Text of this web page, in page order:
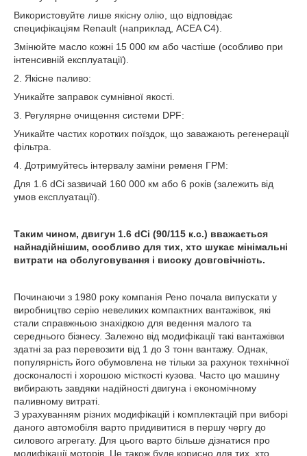
Використовуйте лише якісну олію, що відповідає
специфікаціям Renault (наприклад, ACEA C4).
Змінюйте масло кожні 15 000 км або частіше (особливо при
інтенсивній експлуатації).
2. Якісне паливо:
Уникайте заправок сумнівної якості.
3. Регулярне очищення системи DPF:
Уникайте частих коротких поїздок, що заважають регенерації
фільтра.
4. Дотримуйтесь інтервалу заміни ременя ГРМ:
Для 1.6 dCi зазвичай 160 000 км або 6 років (залежить від
умов експлуатації).
Таким чином, двигун 1.6 dCi (90/115 к.с.) вважається
найнадійнішим, особливо для тих, хто шукає мінімальні
витрати на обслуговування і високу довговічність.
Починаючи з 1980 року компанія Рено почала випускати у
виробництво серію невеликих компактних вантажівок, які
стали справжньою знахідкою для ведення малого та
середнього бізнесу. Залежно від модифікації такі вантажівки
здатні за раз перевозити від 1 до 3 тонн вантажу. Однак,
популярність його обумовлена не тільки за рахунок технічної
досконалості і хорошою місткості кузова. Часто цю машину
вибирають завдяки надійності двигуна і економічному
паливному витраті.
З урахуванням різних модифікацій і комплектацій при виборі
даного автомобіля варто придивитися в першу чергу до
силового агрегату. Для цього варто більше дізнатися про
модифікації моторів. Це також буде корисно для тих, хто